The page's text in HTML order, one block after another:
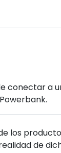
conectar a
los
de